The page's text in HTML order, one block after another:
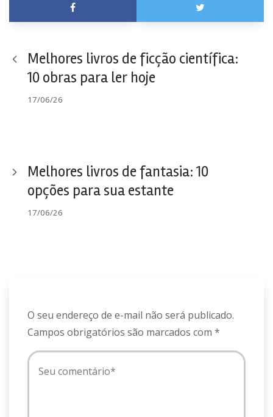
Melhores livros de ficção científica:
10 obras para ler hoje
17/06/26
Melhores livros de fantasia: 10
opções para sua estante
17/06/26
O seu endereço de e-mail não será publicado.
Campos obrigatórios são marcados com *